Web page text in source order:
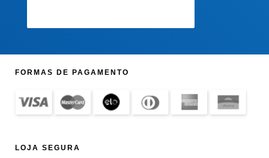
FORMAS DE PAGAMENTO
LOJA SEGURA